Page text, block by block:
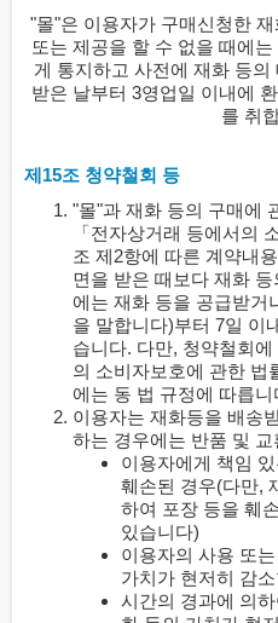
"몰"은 이용자가 구매신청한
또는 제공을 할 수 없을 때에
게 통지하고 사전에 재화 등
받은 날부터 3영업일 이내에
를 취
제15조 청약철회 등
"몰"과 재화 등의 구매에
「전자상거래 등에서의
조 제2항에 따른 계약내
면을 받은 때보다 재화
에는 재화 등을 공급받거
을 말합니다)부터 7일 이
습니다. 다만, 청약철회
의 소비자보호에 관한 법
에는 동 법 규정에 따릅니
이용자는 재화등을 배송
하는 경우에는 반품 및
이용자에게 책임
훼손된 경우(다만,
하여 포장 등을 훼
있습니다)
이용자의 사용 또
가치가 현저히 감
시간의 경과에 의